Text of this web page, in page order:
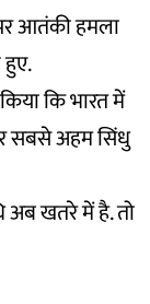
आतंकी हमला
कि भारत में
सबसे अहम सिंधु
अब खतरे में है. तो